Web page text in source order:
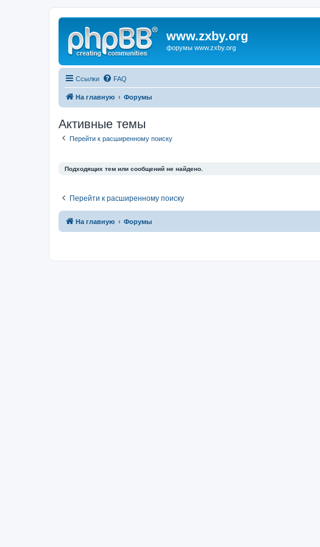
www.zxby.org
форумы www.zxby.org
Ссылки FAQ
На главную Форумы
Активные темы
Перейти к расширенному поиску
Подходящих тем или сообщений не найдено.
Перейти к расширенному поиску
На главную Форумы